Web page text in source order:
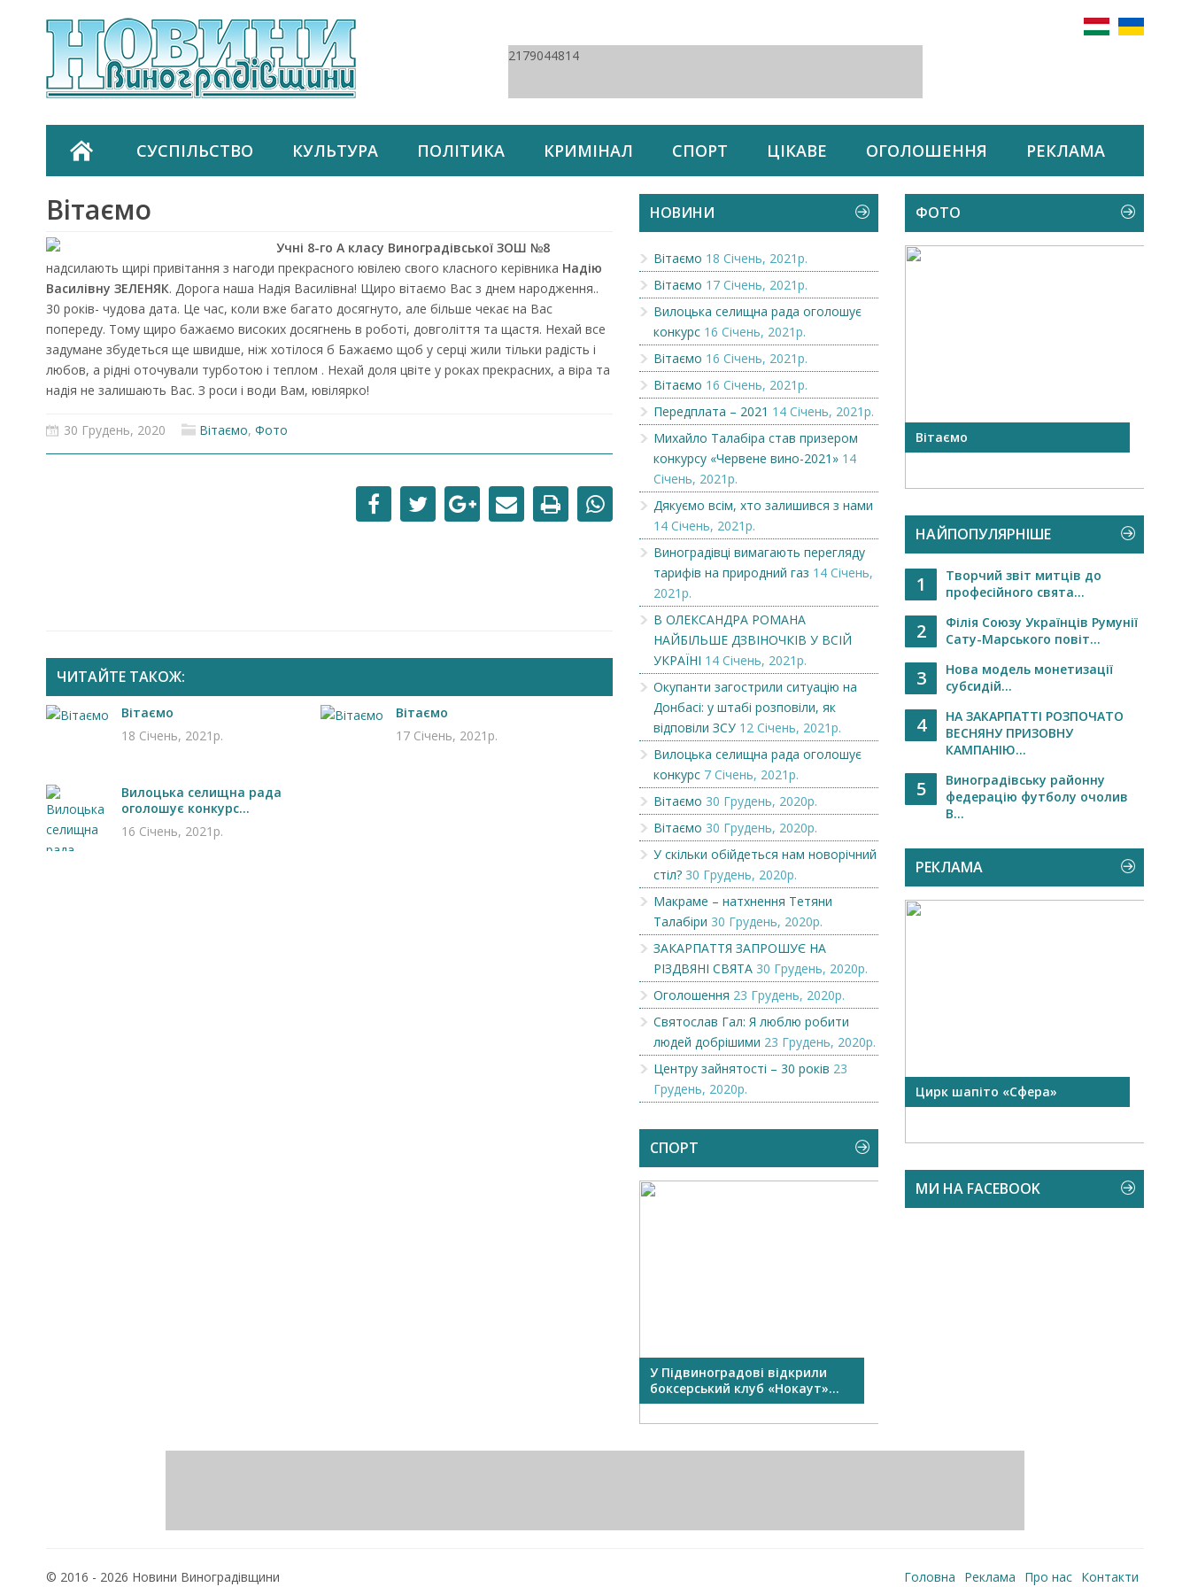
2179044814
СУСПІЛЬСТВО КУЛЬТУРА ПОЛІТИКА КРИМІНАЛ СПОРТ ЦІКАВЕ ОГОЛОШЕННЯ РЕКЛАМА
Вітаємо
Учні 8-го А класу Виноградівської ЗОШ №8
надсилають щирі привітання з нагоди прекрасного ювілею свого класного керівника Надію
Василівну ЗЕЛЕНЯК. Дорога наша Надія Василівна! Щиро вітаємо Вас з днем народження..
30 років- чудова дата. Це час, коли вже багато досягнуто, але більше чекає на Вас
попереду. Тому щиро бажаємо високих досягнень в роботі, довголіття та щастя. Нехай все
задумане збудеться ще швидше, ніж хотілося б Бажаємо щоб у серці жили тільки радість і
любов, а рідні оточували турботою і теплом . Нехай доля цвіте у роках прекрасних, а віра та
надія не залишають Вас. З роси і води Вам, ювілярко!
30 Грудень, 2020 Вітаємо, Фото
ЧИТАЙТЕ ТАКОЖ:
Вітаємо
18 Січень, 2021р.
Вітаємо
17 Січень, 2021р.
Вилоцька селищна рада
оголошує конкурс...
16 Січень, 2021р.
НОВИНИ
Вітаємо 18 Січень, 2021р.
Вітаємо 17 Січень, 2021р.
Вилоцька селищна рада оголошує
конкурс 16 Січень, 2021р.
Вітаємо 16 Січень, 2021р.
Вітаємо 16 Січень, 2021р.
Передплата – 2021 14 Січень, 2021р.
Михайло Талабіра став призером
конкурсу «Червене вино-2021» 14
Січень, 2021р.
Дякуємо всім, хто залишився з нами
14 Січень, 2021р.
Виноградівці вимагають перегляду
тарифів на природний газ 14 Січень,
2021р.
В ОЛЕКСАНДРА РОМАНА
НАЙБІЛЬШЕ ДЗВІНОЧКІВ У ВСІЙ
УКРАЇНІ 14 Січень, 2021р.
Окупанти загострили ситуацію на
Донбасі: у штабі розповіли, як
відповіли ЗСУ 12 Січень, 2021р.
Вилоцька селищна рада оголошує
конкурс 7 Січень, 2021р.
Вітаємо 30 Грудень, 2020р.
Вітаємо 30 Грудень, 2020р.
У скільки обійдеться нам новорічний
стіл? 30 Грудень, 2020р.
Макраме – натхнення Тетяни
Талабіри 30 Грудень, 2020р.
ЗАКАРПАТТЯ ЗАПРОШУЄ НА
РІЗДВЯНІ СВЯТА 30 Грудень, 2020р.
Оголошення 23 Грудень, 2020р.
Святослав Гал: Я люблю робити
людей добрішими 23 Грудень, 2020р.
Центру зайнятості – 30 років 23
Грудень, 2020р.
СПОРТ
У Підвиноградові відкрили
боксерський клуб «Нокаут»...
ФОТО
Вітаємо Вітаємо
НАЙПОПУЛЯРНІШЕ
1
Творчий звіт митців до
професійного свята...
2
Філія Союзу Українців Румунії
Сату-Марського повіт...
3
Нова модель монетизації
субсидій...
4
НА ЗАКАРПАТТІ РОЗПОЧАТО
ВЕСНЯНУ ПРИЗОВНУ
КАМПАНІЮ...
5
Виноградівську районну
федерацію футболу очолив
В...
РЕКЛАМА
Викупимо бруньки чорної
смородини...
Цирк шапіто «Сфера»
МИ НА FACEBOOK
© 2016 - 2026 Новини Виноградівщини Головна Реклама Про нас Контакти